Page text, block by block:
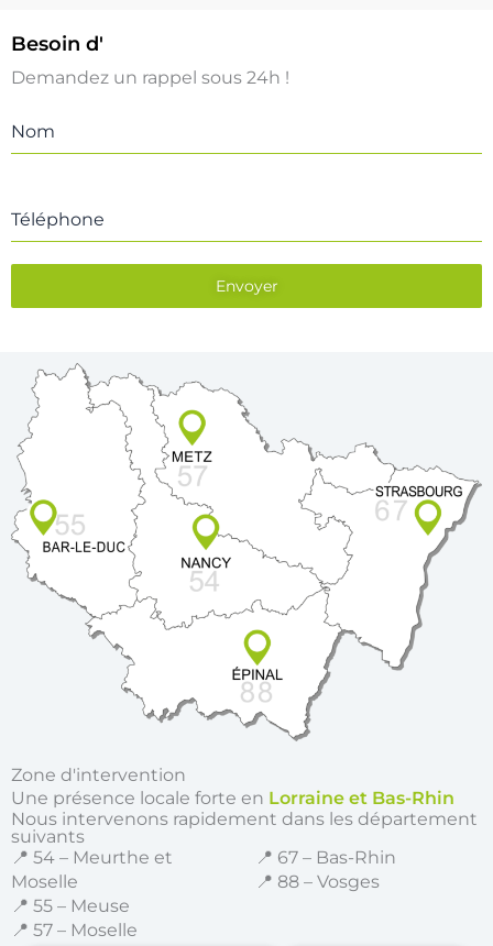
Besoin d'
Demandez un rappel sous 24h !
Nom
Téléphone
Envoyer
Zone d'intervention
Une présence locale forte en Lorraine et Bas-Rhin
Nous intervenons rapidement dans les département
suivants
📍 54 – Meurthe et
Moselle
📍 55 – Meuse
📍 57 – Moselle
📍 67 – Bas-Rhin
📍 88 – Vosges